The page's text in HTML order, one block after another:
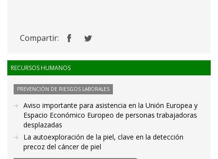
Compartir:
RECURSOS HUMANOS
PREVENCIÓN DE RIESGOS LABORALES
Aviso importante para asistencia en la Unión Europea y
Espacio Económico Europeo de personas trabajadoras
desplazadas
La autoexploración de la piel, clave en la detección
precoz del cáncer de piel